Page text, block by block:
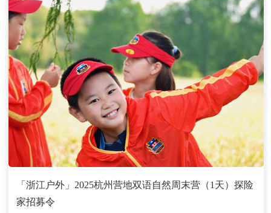
「浙江户外」2025杭州营地双语自然周末营（1天）探险
家招募令